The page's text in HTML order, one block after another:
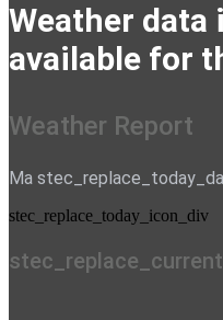
Weather
available for
Weather Report
Ma
stec_replace_today_icon_div